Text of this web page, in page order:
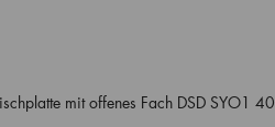
mit offenes Fach DSD SYO1 40